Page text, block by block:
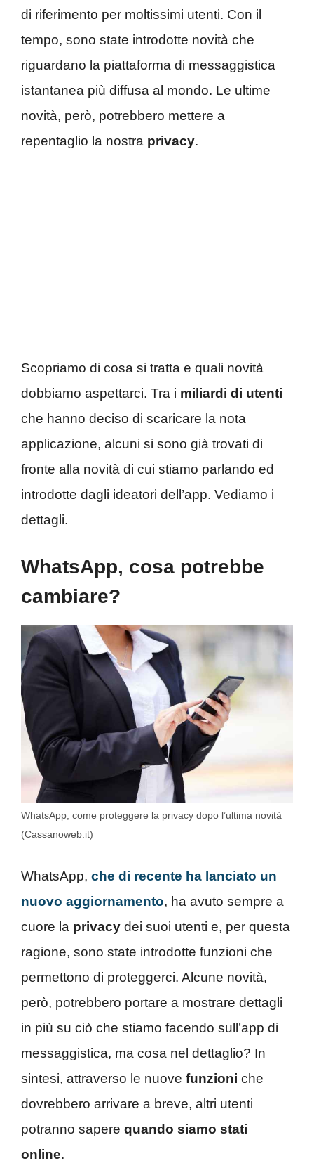
di riferimento per moltissimi utenti. Con il
tempo, sono state introdotte novità che
riguardano la piattaforma di messaggistica
istantanea più diffusa al mondo. Le ultime
novità, però, potrebbero mettere a
repentaglio la nostra privacy.
Scopriamo di cosa si tratta e quali novità
dobbiamo aspettarci. Tra i miliardi di utenti
che hanno deciso di scaricare la nota
applicazione, alcuni si sono già trovati di
fronte alla novità di cui stiamo parlando ed
introdotte dagli ideatori dell’app. Vediamo i
dettagli.
WhatsApp, cosa potrebbe
cambiare?
WhatsApp, come proteggere la privacy dopo l’ultima novità
(Cassanoweb.it)
WhatsApp, che di recente ha lanciato un
nuovo aggiornamento, ha avuto sempre a
cuore la privacy dei suoi utenti e, per questa
ragione, sono state introdotte funzioni che
permettono di proteggerci. Alcune novità,
però, potrebbero portare a mostrare dettagli
in più su ciò che stiamo facendo sull’app di
messaggistica, ma cosa nel dettaglio? In
sintesi, attraverso le nuove funzioni che
dovrebbero arrivare a breve, altri utenti
potranno sapere quando siamo stati
online.